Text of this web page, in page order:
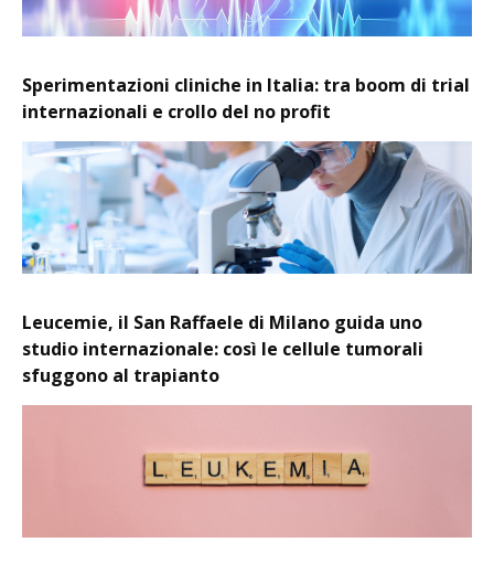
Sperimentazioni cliniche in Italia: tra boom di trial
internazionali e crollo del no profit
Leucemie, il San Raffaele di Milano guida uno
studio internazionale: così le cellule tumorali
sfuggono al trapianto